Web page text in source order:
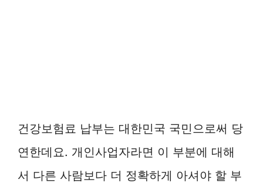
건강보험료 납부는 대한민국 국민으로써 당
연한데요. 개인사업자라면 이 부분에 대해
서 다른 사람보다 더 정확하게 아셔야 할 부